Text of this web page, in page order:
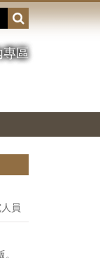
開
啟
或
收
專區
圖
結
員